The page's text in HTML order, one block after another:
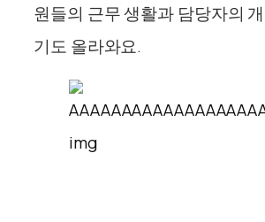
원들의 근무 생활과 담당자의
기도 올라와요.